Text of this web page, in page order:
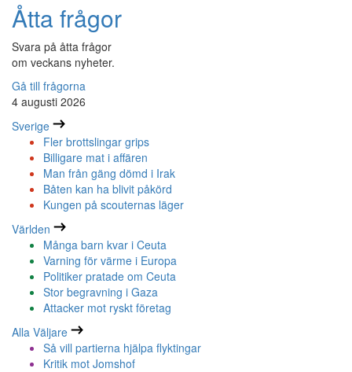
Åtta frågor
Svara på åtta frågor
om veckans nyheter.
Gå till frågorna
4 augusti 2026
Sverige
Fler brottslingar grips
Billigare mat i affären
Man från gäng dömd i Irak
Båten kan ha blivit påkörd
Kungen på scouternas läger
Världen
Många barn kvar i Ceuta
Varning för värme i Europa
Politiker pratade om Ceuta
Stor begravning i Gaza
Attacker mot ryskt företag
Alla Väljare
Så vill partierna hjälpa flyktingar
Kritik mot Jomshof